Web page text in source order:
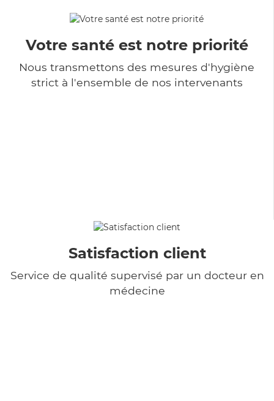
Votre santé est notre priorité
Nous transmettons des mesures d'hygiène
strict à l'ensemble de nos intervenants
Satisfaction client
Service de qualité supervisé par un docteur en
médecine